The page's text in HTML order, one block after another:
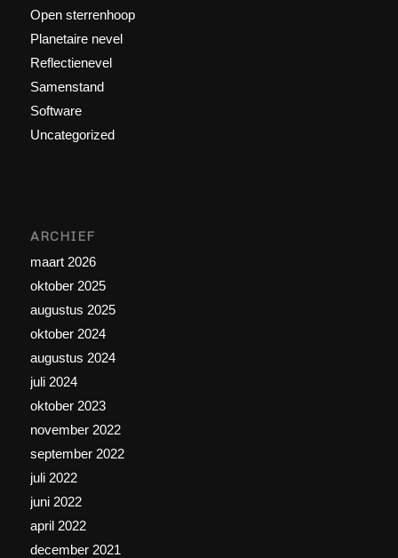
Open sterrenhoop
Planetaire nevel
Reflectienevel
Samenstand
Software
Uncategorized
ARCHIEF
maart 2026
oktober 2025
augustus 2025
oktober 2024
augustus 2024
juli 2024
oktober 2023
november 2022
september 2022
juli 2022
juni 2022
april 2022
december 2021